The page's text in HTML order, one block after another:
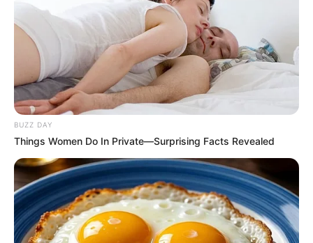
17 มิ.ย. 2022
อ.คฑาชวน ทำบุญ รักษ์โลกสร้างขาเทียมช่วยเต่าตนุฟุกุกลับบ้าน
22 ส.ค. 2019
BUZZ DAY
Things Women Do In Private—Surprising Facts Revealed